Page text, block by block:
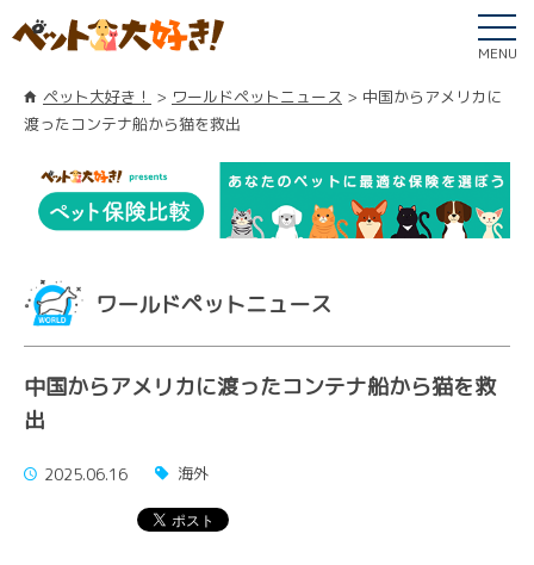
MENU
ペット大好き！ ワールドペットニュース
中国からアメリカに
渡ったコンテナ船から猫を救出
ワールドペットニュース
中国からアメリカに渡ったコンテナ船から猫を救
出
2025.06.16 海外